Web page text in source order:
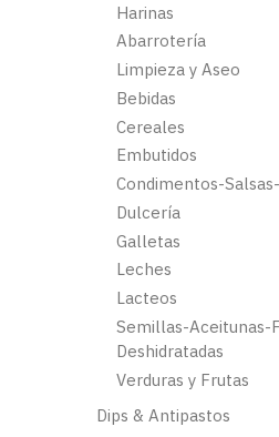
Harinas
Abarrotería
Limpieza y Aseo
Bebidas
Cereales
Embutidos
Condimentos-
Dulcería
Galletas
Leches
Lacteos
Semillas-Aceitunas-
Deshidratadas
Verduras y Frutas
Dips & Antipastos